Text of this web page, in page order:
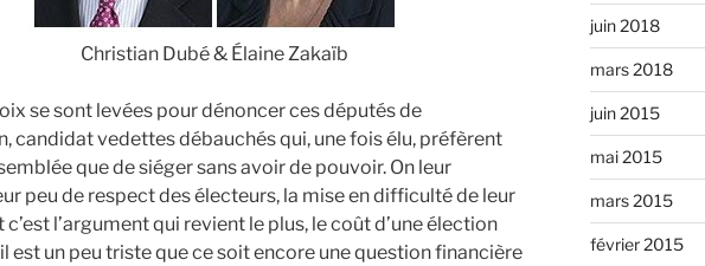
Christian Dubé & Élaine Zakaïb
se sont levées pour dénoncer ces députés de
candidat vedettes débauchés qui, une fois élu, préfèrent
que de siéger sans avoir de pouvoir. On leur
peu de respect des électeurs, la mise en difficulté de leur
c’est l’argument qui revient le plus, le coût d’une élection
est un peu triste que ce soit encore une question financière
juin 2018
mars 2018
juin 2015
mai 2015
mars 2015
février 2015